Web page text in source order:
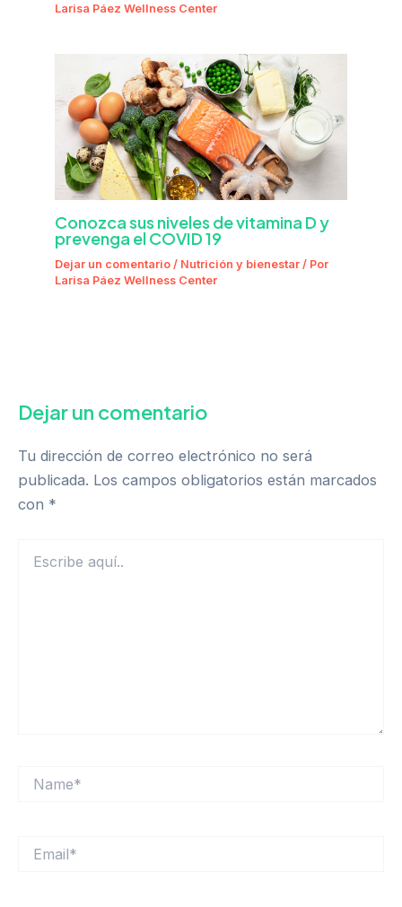
Larisa Páez Wellness Center
Conozca sus niveles de vitamina D y
prevenga el COVID 19
Dejar un comentario / Nutrición y bienestar / Por
Larisa Páez Wellness Center
Dejar un comentario
Tu dirección de correo electrónico no será
publicada. Los campos obligatorios están marcados
con *
aquí..